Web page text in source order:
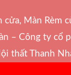
cửa, Màn Rèm
– Công ty cổ
thất Thanh